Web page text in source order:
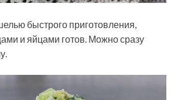
быстрого приготовления,
и яйцами готов. Можно сразу